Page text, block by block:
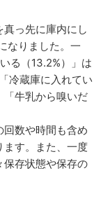
っ先に庫内にし
なりました。一
る（13.2%）」は
冷蔵庫に入れてい
「牛乳から嗅いだ
数や時間も含め
ます。また、一度
保存状態や保存の